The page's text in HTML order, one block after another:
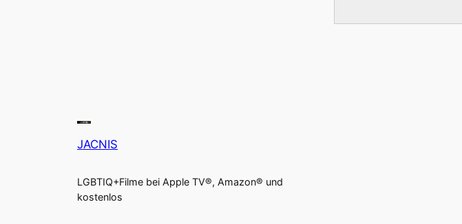
JACNIS
LGBTIQ+Filme bei Apple TV®, Amazon® und
kostenlos